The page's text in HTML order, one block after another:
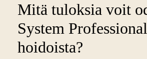
Mitä tuloksia voit
System
hoidoista?